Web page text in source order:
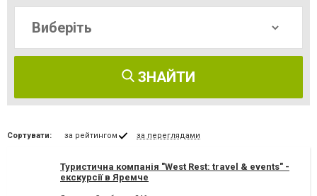
ЗНАЙТИ
Сортувати: за рейтингом за переглядами
Туристична компанія "West Rest: travel & events" -
екскурсії в Яремче